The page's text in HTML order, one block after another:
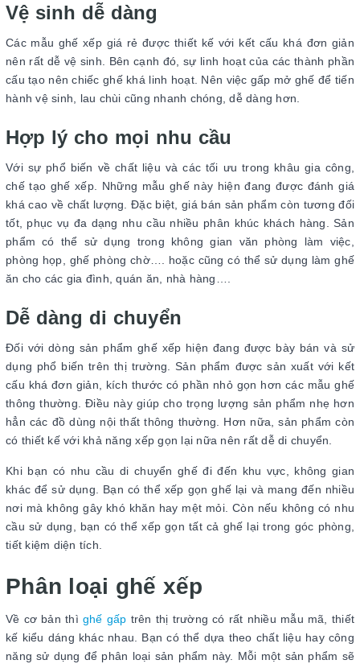
Vệ sinh dễ dàng
Các mẫu ghế xếp giá rẻ được thiết kế với kết cấu khá đơn giản
nên rất dễ vệ sinh. Bên cạnh đó, sự linh hoạt của các thành phần
cấu tạo nên chiếc ghế khá linh hoạt. Nên việc gấp mở ghế để tiến
hành vệ sinh, lau chùi cũng nhanh chóng, dễ dàng hơn.
Hợp lý cho mọi nhu cầu
Với sự phổ biến về chất liệu và các tối ưu trong khâu gia công,
chế tạo ghế xếp. Những mẫu ghế này hiện đang được đánh giá
khá cao về chất lượng. Đặc biệt, giá bán sản phẩm còn tương đối
tốt, phục vụ đa dạng nhu cầu nhiều phân khúc khách hàng. Sản
phẩm có thể sử dụng trong không gian văn phòng làm việc,
phòng họp, ghế phòng chờ…. hoặc cũng có thể sử dụng làm ghế
ăn cho các gia đình, quán ăn, nhà hàng….
Dễ dàng di chuyển
Đối với dòng sản phẩm ghế xếp hiện đang được bày bán và sử
dụng phổ biến trên thị trường. Sản phẩm được sản xuất với kết
cấu khá đơn giản, kích thước có phần nhỏ gọn hơn các mẫu ghế
thông thường. Điều này giúp cho trọng lượng sản phẩm nhẹ hơn
hẳn các đồ dùng nội thất thông thường. Hơn nữa, sản phẩm còn
có thiết kế với khả năng xếp gọn lại nữa nên rất dễ di chuyển.
Khi bạn có nhu cầu di chuyển ghế đi đến khu vực, không gian
khác để sử dụng. Bạn có thể xếp gọn ghế lại và mang đến nhiều
nơi mà không gây khó khăn hay mệt mỏi. Còn nếu không có nhu
cầu sử dụng, bạn có thể xếp gọn tất cả ghế lại trong góc phòng,
tiết kiệm diện tích.
Phân loại ghế xếp
Về cơ bản thì ghế gấp trên thị trường có rất nhiều mẫu mã, thiết
kế kiểu dáng khác nhau. Bạn có thể dựa theo chất liệu hay công
năng sử dụng để phân loại sản phẩm này. Mỗi một sản phẩm sẽ